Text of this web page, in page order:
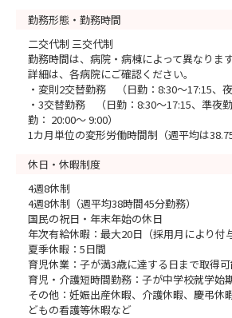
勤務形態・勤務時間
二交代制 三交代制
勤務時間は、病院・病棟によって異なります
詳細は、各病院にご確認ください。
・変則2交替勤務 （日勤：8:30～17:15、夜
・3交替勤務 （日勤：8:30～17:15、準夜
勤： 20:00～ 9:00）
1カ月単位の変形労働時間制（週平均は38.75
休日・休暇制度
4週8休制
4週8休制（週平均38時間45分勤務）
国民の祝日・年末年始の休日
年次有給休暇：最大20日（採用月により付
夏季休暇：5日間
育児休業：子が満3歳に達する日まで取得
育児・介護短時間勤務：子が中学校就学始
その他：妊娠出産休暇、介護休暇、慶弔休
どもの看護等休暇など